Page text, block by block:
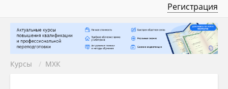
Регистрация
Курсы / МХК